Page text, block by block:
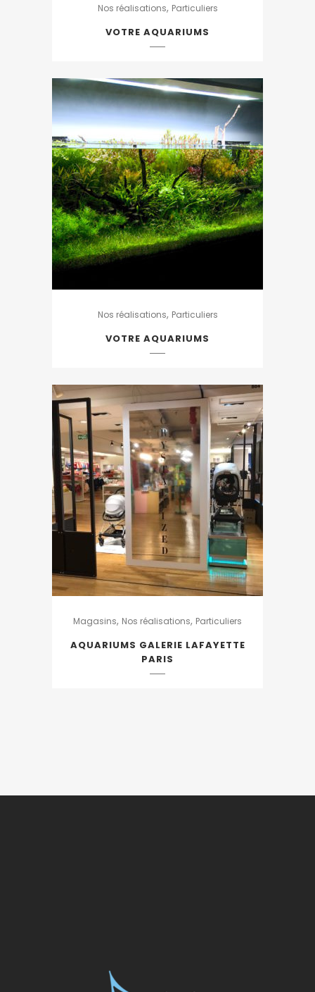
Nos réalisations, Particuliers
VOTRE AQUARIUMS
Nos réalisations, Particuliers
VOTRE AQUARIUMS
Magasins, Nos réalisations, Particuliers
AQUARIUMS GALERIE LAFAYETTE
PARIS